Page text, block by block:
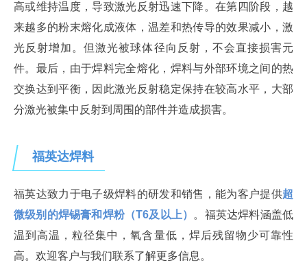
高或维持温度，导致激光反射迅速下降。在第四阶段，越
来越多的粉末熔化成液体，温差和热传导的效果减小，激
光反射增加。但激光被球体径向反射，不会直接损害元
件。最后，由于焊料完全熔化，焊料与外部环境之间的热
交换达到平衡，因此激光反射稳定保持在较高水平，大部
分激光被集中反射到周围的部件并造成损害。
福英达焊料
福英达致力于电子级焊料的研发和销售，能为客户提供超
微级别的焊锡膏和焊粉（T6及以上） 。福英达焊料涵盖低
温到高温，粒径集中，氧含量低，焊后残留物少可靠性
高。欢迎客户与我们联系了解更多信息。